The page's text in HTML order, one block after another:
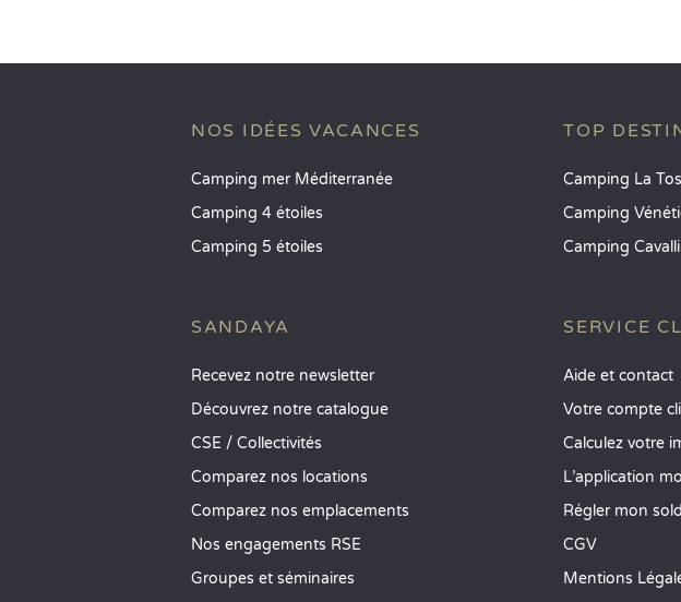
NOS IDÉES VACANCES
Camping mer Méditerranée
Camping 4 étoiles
Camping 5 étoiles
SANDAYA
Recevez notre newsletter
Découvrez notre catalogue
CSE / Collectivités
Comparez nos locations
Comparez nos emplacements
Nos engagements RSE
Groupes et séminaires
TOP
Camping La
Camping
Camping
SERVICE
Aide et contact
Votre compte
Calculez votre
L’application
Régler mon
CGV
Mentions